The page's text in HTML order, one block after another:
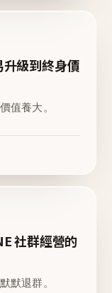
級到終身價
值養大。
社群經營的
默退群。